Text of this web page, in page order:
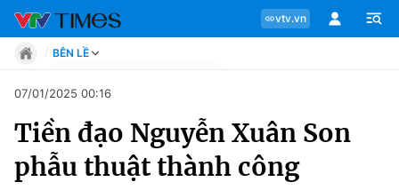
vtv.vn
Chuyên mục
Tin tức
BÊN LỀ
Move
Phong cách
Chân dung
Sự kiện
07/01/2025 00:16
Tiền đạo Nguyễn Xuân Son
phẫu thuật thành công